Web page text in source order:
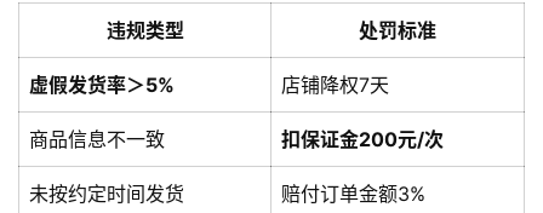
违规类型 处罚标准
虚假发货率＞5% 店铺降权7天
商品信息不一致 扣保证金200元/次
未按约定时间发货 赔付订单金额3%